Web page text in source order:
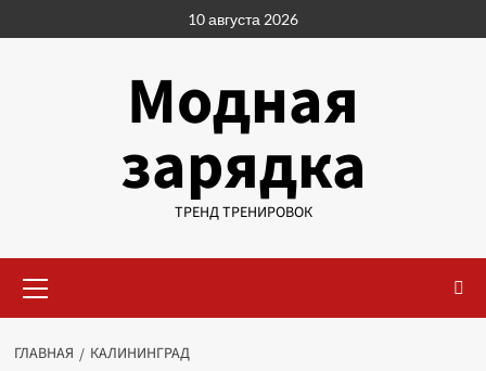
к
10 августа 2026
Модная
зарядка
ТРЕНД ТРЕНИРОВОК
меню
ГЛАВНАЯ КАЛИНИНГРАД